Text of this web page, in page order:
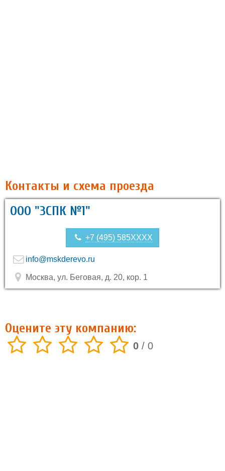
Контакты и схема проезда
ООО "ЗСПК №1"
+7 (495) 585XXXX
info@mskderevo.ru
Москва, ул. Беговая, д. 20, кор. 1
Оцените эту компанию:
0 / 0